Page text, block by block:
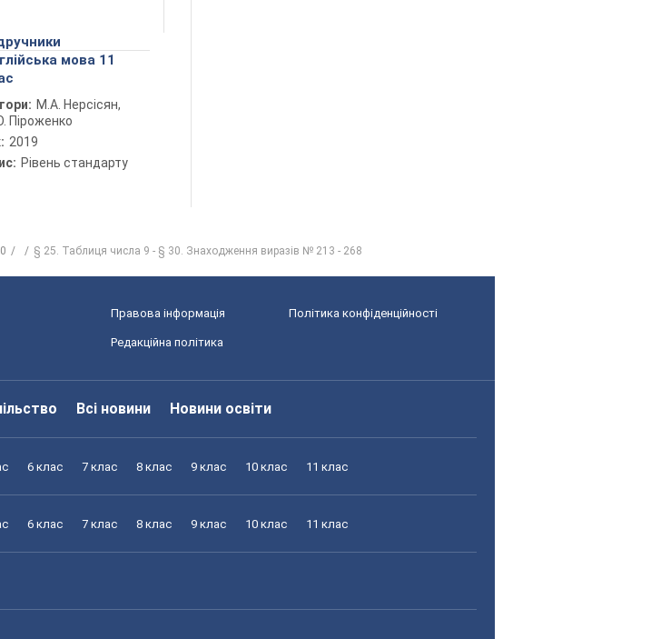
мова 11
М.А. Нерсісян,
Піроженко
2019
Рівень стандарту
§ 25. Таблиця числа 9 - § 30. Знаходження виразів № 213 - 268
Правова інформація Політика конфіденційності
Редакційна політика
Всі новини Новини освіти
6 клас 7 клас 8 клас 9 клас 10 клас 11 клас
6 клас 7 клас 8 клас 9 клас 10 клас 11 клас